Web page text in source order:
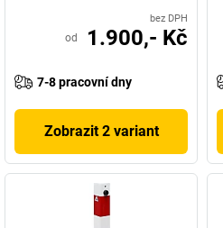
bez DPH
od 1.900,- Kč
7-8 pracovní dny
Zobrazit 2 variant